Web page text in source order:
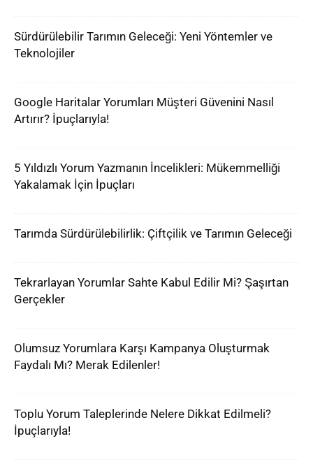
Sürdürülebilir Tarımın Geleceği: Yeni Yöntemler ve
Teknolojiler
Google Haritalar Yorumları Müşteri Güvenini Nasıl
Artırır? İpuçlarıyla!
5 Yıldızlı Yorum Yazmanın İncelikleri: Mükemmelliği
Yakalamak İçin İpuçları
Tarımda Sürdürülebilirlik: Çiftçilik ve Tarımın Geleceği
Tekrarlayan Yorumlar Sahte Kabul Edilir Mi? Şaşırtan
Gerçekler
Olumsuz Yorumlara Karşı Kampanya Oluşturmak
Faydalı Mı? Merak Edilenler!
Toplu Yorum Taleplerinde Nelere Dikkat Edilmeli?
İpuçlarıyla!